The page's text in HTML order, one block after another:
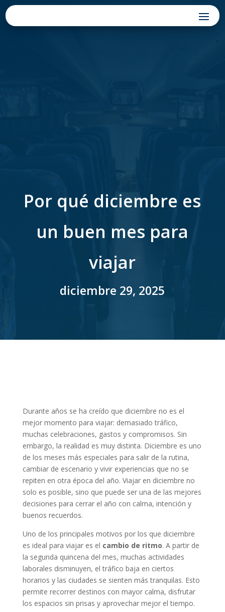
Por qué diciembre es
un buen mes para
viajar
diciembre 29, 2025
Durante años se ha creído que diciembre no es el
mejor momento para viajar: demasiado tráfico,
muchas celebraciones, gastos y compromisos. Sin
embargo, la realidad es muy distinta. Diciembre es uno
de los meses más especiales para salir de la rutina,
cambiar de escenario y vivir experiencias que no se
repiten en otra época del año. Viajar en diciembre no
solo es posible, sino que puede ser una de las mejores
decisiones para cerrar el año con calma, intención y
buenos recuerdos.
Uno de los principales motivos por los que diciembre
es ideal para viajar es el cambio de ritmo. A partir de
la segunda quincena del mes, muchas actividades
laborales disminuyen, el tráfico baja en ciertos
horarios y las ciudades se sienten más tranquilas. Esto
permite recorrer destinos con mayor calma, disfrutar
los espacios sin prisas y aprovechar mejor el tiempo.